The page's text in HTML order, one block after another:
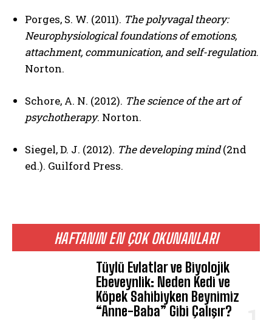
HAFTANIN EN ÇOK OKUNANLARI
Tüylü Evlatlar ve Biyolojik
Ebeveynlik: Neden Kedi ve
Köpek Sahibiyken Beynimiz
“Anne-Baba” Gibi Çalışır?
Porges, S. W. (2011). The polyvagal theory:
Neurophysiological foundations of emotions,
attachment, communication, and self-regulation.
Norton.
Schore, A. N. (2012). The science of the art of
psychotherapy. Norton.
Siegel, D. J. (2012). The developing mind(2nd
ed.). Guilford Press.